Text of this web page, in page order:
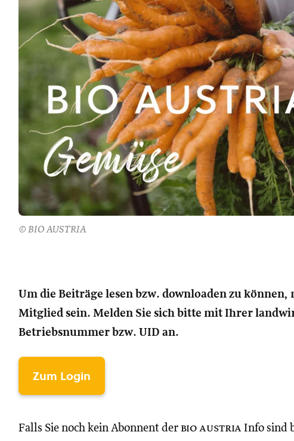
© BIO AUSTRIA
Um die Beiträge lesen bzw. downloaden zu können,
Mitglied sein. Melden Sie sich bitte mit Ihrer
Betriebsnummer bzw. UID an.
Zum Login
Falls Sie noch kein Abonnent der bio austria Info sind